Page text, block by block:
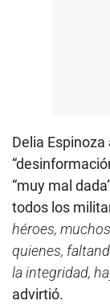
Delia
“muy mal
todos los
héroes,
quienes,
la integridad,
advirtió.